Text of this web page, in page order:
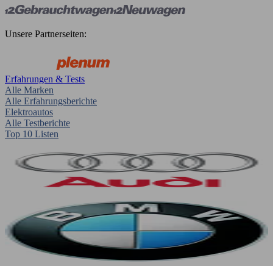
Unsere Partnerseiten:
Erfahrungen & Tests
Alle Marken
Alle Erfahrungsberichte
Elektroautos
Alle Testberichte
Top 10 Listen